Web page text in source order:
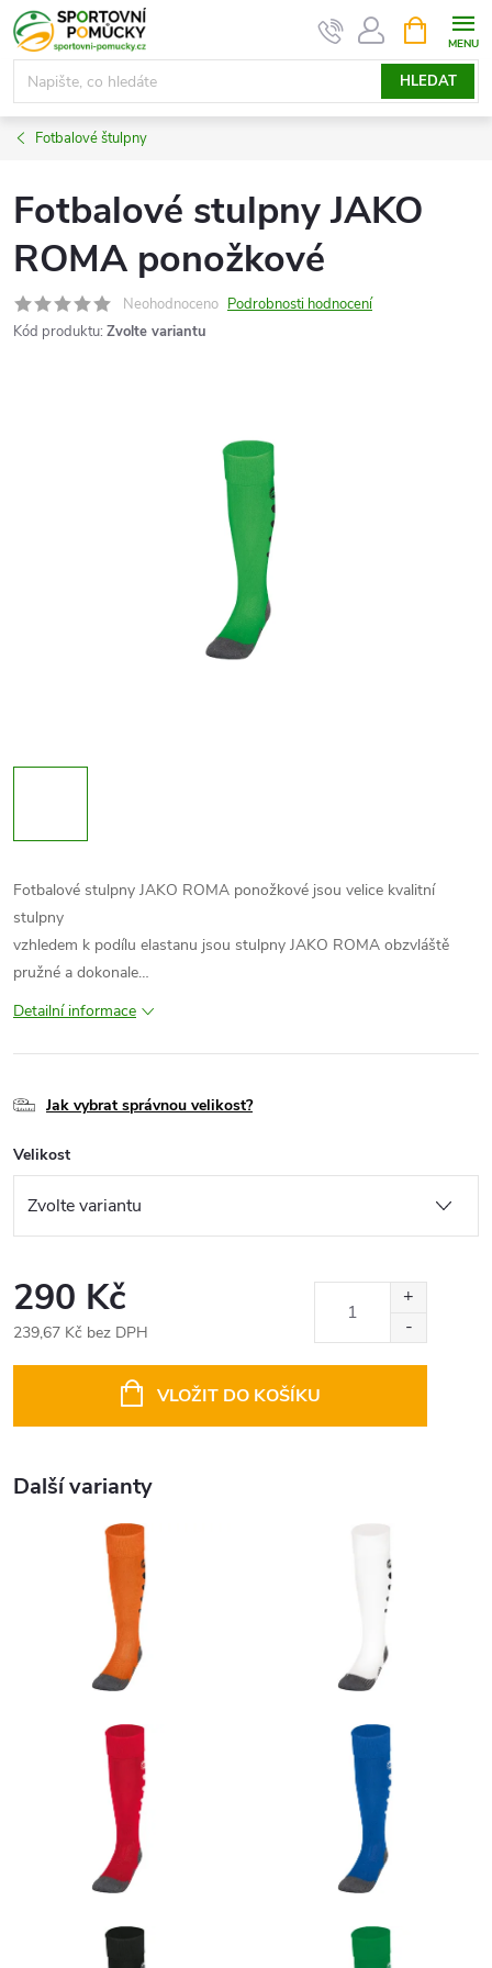
Přejít
na
obsah
HLEDAT
NÁKUPNÍ
KOŠÍK
Fotbalové štulpny
Fotbalové stulpny JAKO
ROMA ponožkové
Neohodnoceno Podrobnosti hodnocení
Kód produktu: Zvolte variantu
Fotbalové stulpny JAKO ROMA ponožkové jsou velice kvalitní
stulpny
vzhledem k podílu elastanu jsou stulpny JAKO ROMA obzvláště
pružné a dokonale…
Detailní informace
Jak vybrat správnou velikost?
Velikost
290 Kč
239,67 Kč bez DPH
VLOŽIT DO KOŠÍKU
Další varianty